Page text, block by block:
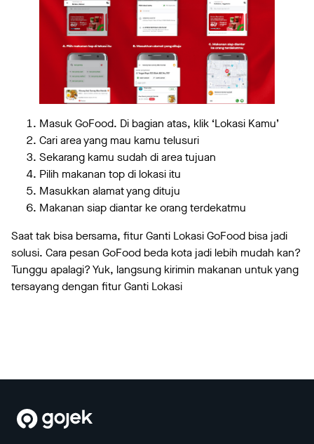
Masuk GoFood. Di bagian atas, klik ‘Lokasi Kamu’
Cari area yang mau kamu telusuri
Sekarang kamu sudah di area tujuan
Pilih makanan top di lokasi itu
Masukkan alamat yang dituju
Makanan siap diantar ke orang terdekatmu
Saat tak bisa bersama, fitur Ganti Lokasi GoFood bisa jadi
solusi. Cara pesan GoFood beda kota jadi lebih mudah kan?
Tunggu apalagi? Yuk, langsung kirimin makanan untuk yang
tersayang dengan fitur Ganti Lokasi